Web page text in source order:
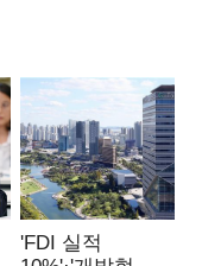
'FDI 실적